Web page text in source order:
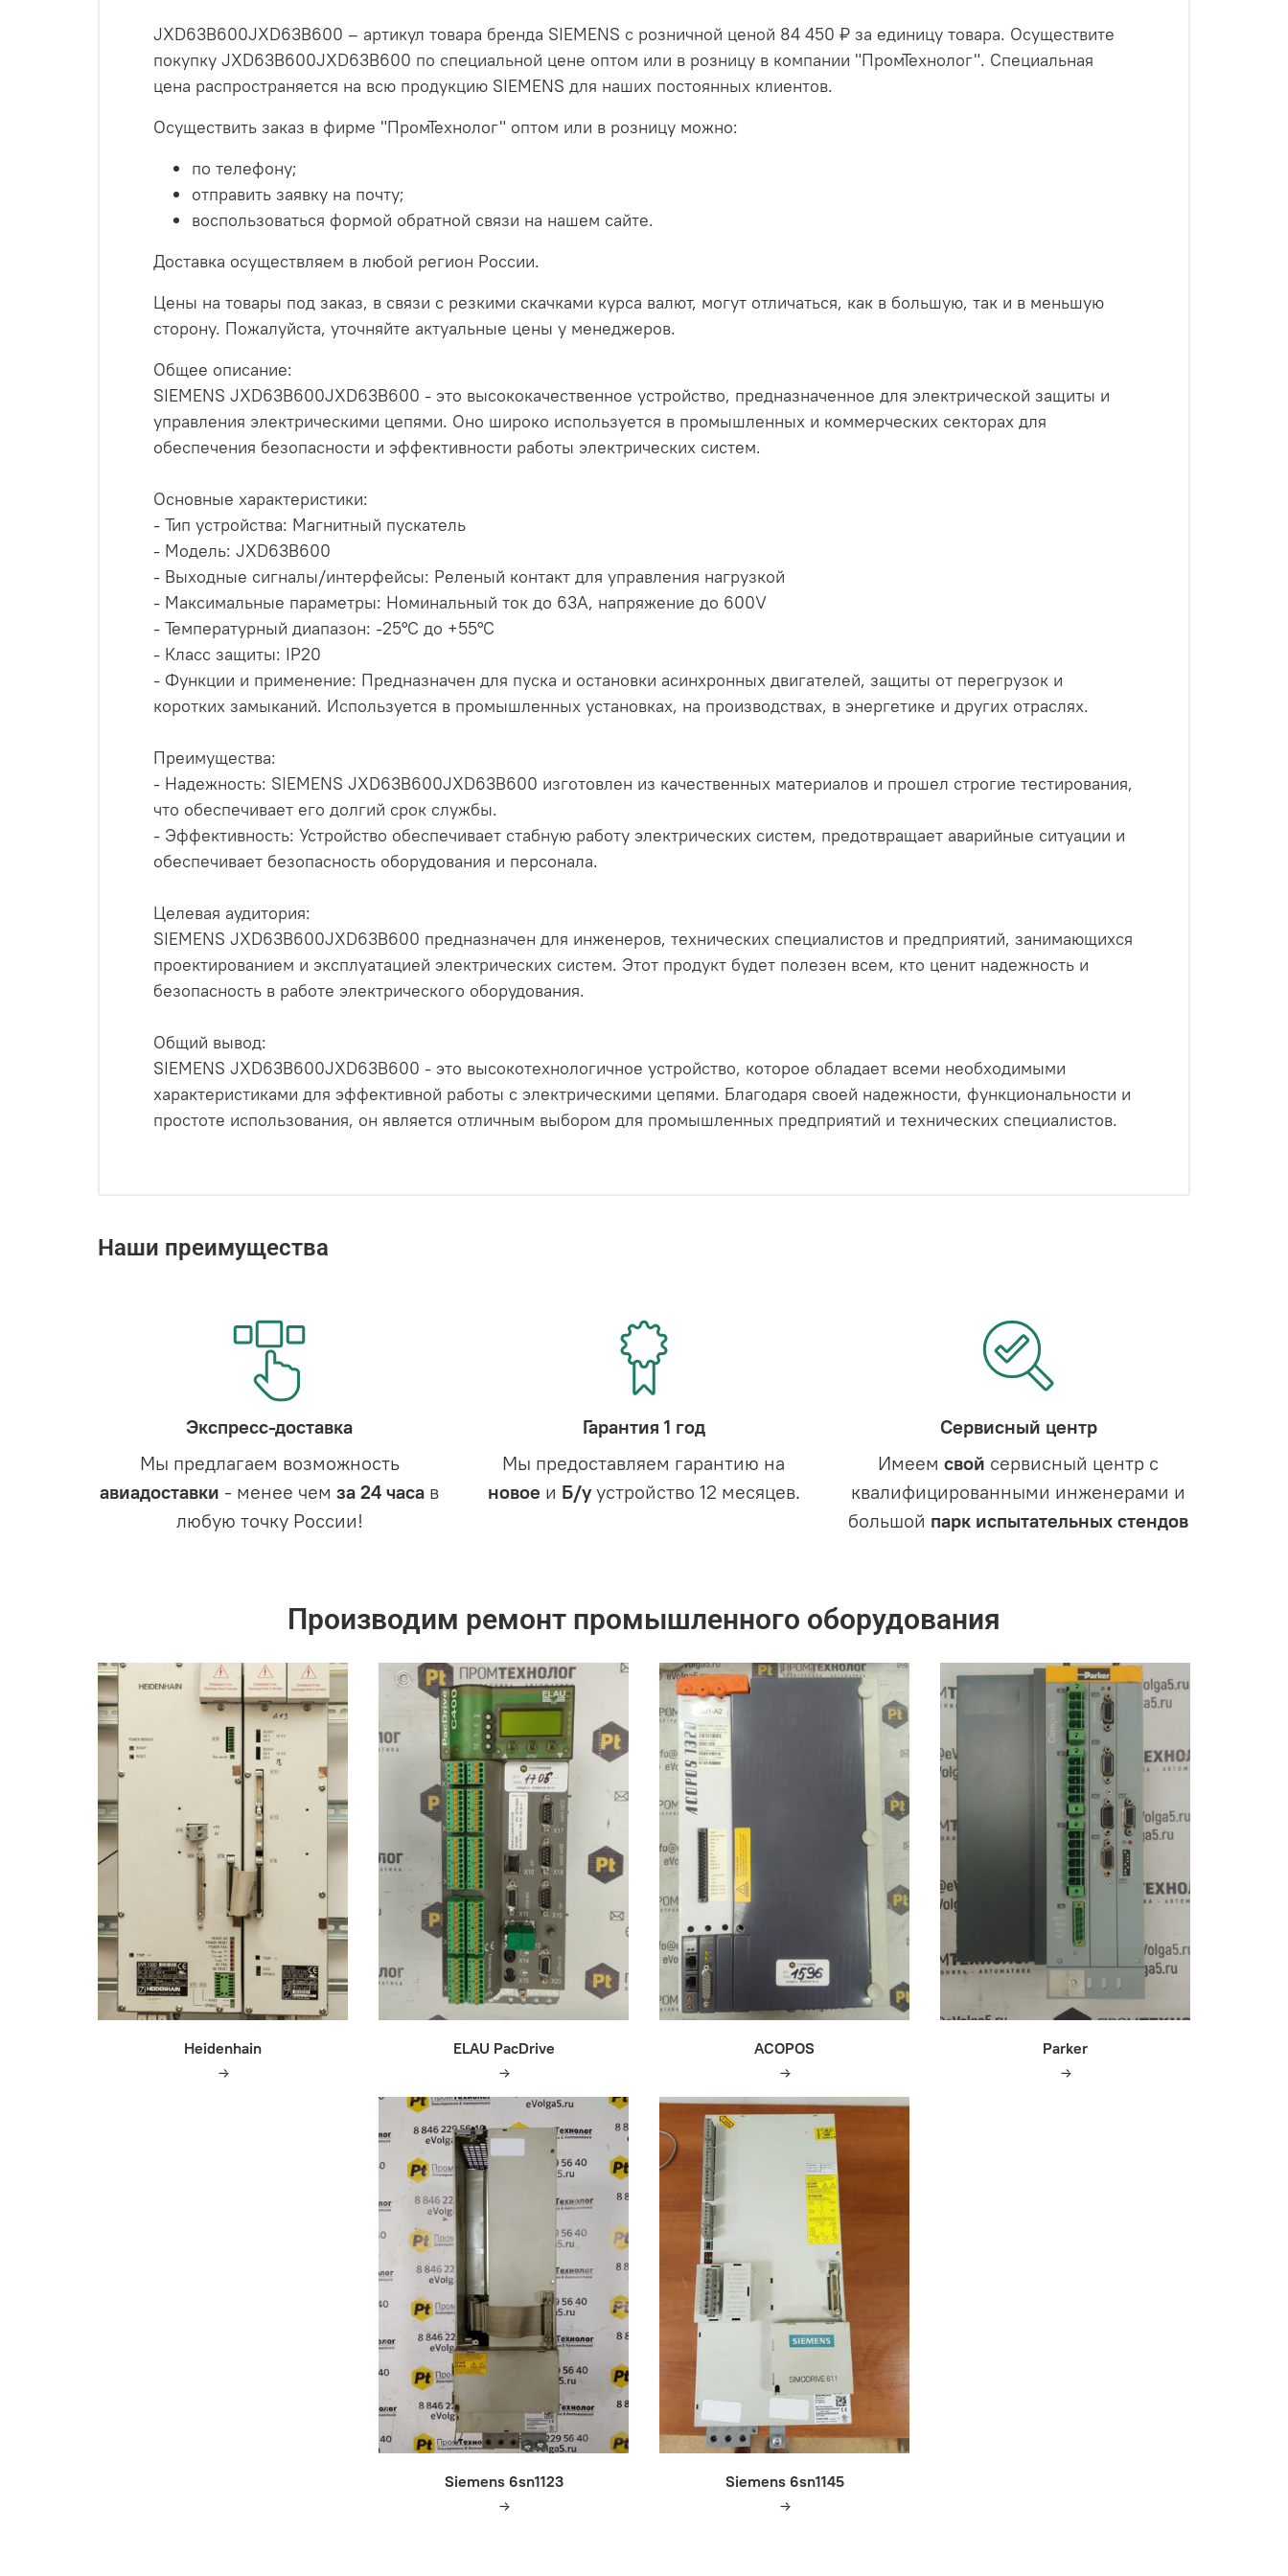
JXD63B600JXD63B600 – артикул товара бренда SIEMENS с розничной ценой 84 450 ₽ за единицу товара. Осуществите
покупку JXD63B600JXD63B600 по специальной цене оптом или в розницу в компании "ПромТехнолог". Специальная
цена распространяется на всю продукцию SIEMENS для наших постоянных клиентов.
Осуществить заказ в фирме "ПромТехнолог" оптом или в розницу можно:
по телефону;
отправить заявку на почту;
воспользоваться формой обратной связи на нашем сайте.
Доставка осуществляем в любой регион России.
Цены на товары под заказ, в связи с резкими скачками курса валют, могут отличаться, как в большую, так и в меньшую
сторону. Пожалуйста, уточняйте актуальные цены у менеджеров.
Общее описание:
SIEMENS JXD63B600JXD63B600 - это высококачественное устройство, предназначенное для электрической защиты и
управления электрическими цепями. Оно широко используется в промышленных и коммерческих секторах для
обеспечения безопасности и эффективности работы электрических систем.
Основные характеристики:
- Тип устройства: Магнитный пускатель
- Модель: JXD63B600
- Выходные сигналы/интерфейсы: Реленый контакт для управления нагрузкой
- Максимальные параметры: Номинальный ток до 63A, напряжение до 600V
- Температурный диапазон: -25°C до +55°C
- Класс защиты: IP20
- Функции и применение: Предназначен для пуска и остановки асинхронных двигателей, защиты от перегрузок и
коротких замыканий. Используется в промышленных установках, на производствах, в энергетике и других отраслях.
Преимущества:
- Надежность: SIEMENS JXD63B600JXD63B600 изготовлен из качественных материалов и прошел строгие тестирования,
что обеспечивает его долгий срок службы.
- Эффективность: Устройство обеспечивает стабную работу электрических систем, предотвращает аварийные ситуации и
обеспечивает безопасность оборудования и персонала.
Целевая аудитория:
SIEMENS JXD63B600JXD63B600 предназначен для инженеров, технических специалистов и предприятий, занимающихся
проектированием и эксплуатацией электрических систем. Этот продукт будет полезен всем, кто ценит надежность и
безопасность в работе электрического оборудования.
Общий вывод:
SIEMENS JXD63B600JXD63B600 - это высокотехнологичное устройство, которое обладает всеми необходимыми
характеристиками для эффективной работы с электрическими цепями. Благодаря своей надежности, функциональности и
простоте использования, он является отличным выбором для промышленных предприятий и технических специалистов.
Наши преимущества
Экспресс-доставка
Мы предлагаем возможность
авиадоставки - менее чемза 24 часа в
любую точку России!
Гарантия 1 год
Мы предоставляем гарантию на
новое и Б/уустройство 12 месяцев.
Сервисный центр
Имеемсвой сервисный центр с
квалифицированными инженерами и
большой парк испытательных стендов
Производим ремонт промышленного оборудования
Heidenhain ELAU PacDrive ACOPOS Parker
Siemens 6sn1123 Siemens 6sn1145